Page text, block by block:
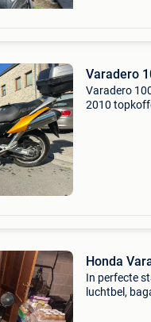
Varadero
Varadero
2010
Honda
In perfecte
luchtbel,